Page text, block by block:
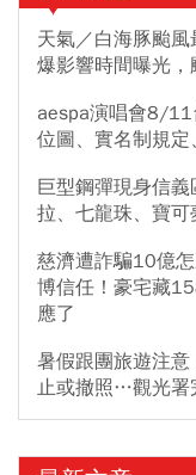
天氣／白海豚颱
爆影響時間曝光
aespa演唱會8/11
位圖、實名制規
巨型鋼彈現身信
拉、七龍珠、寶
慈濟遭詐騙10億
博信任！豪宅藏
應了
暑假跟團旅遊注
止或撤照…觀光署